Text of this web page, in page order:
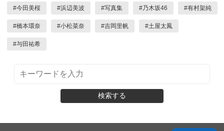
#今田美桜 #浜辺美波 #写真集 #乃木坂46 #有村架純
#橋本環奈 #小松菜奈 #吉岡里帆 #土屋太鳳
#与田祐希
検索する